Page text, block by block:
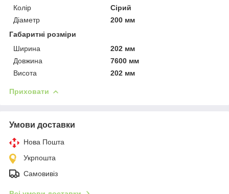
Колір
Сірий
Діаметр
200 мм
Габаритні розміри
Ширина
202 мм
Довжина
7600 мм
Висота
202 мм
Приховати
Умови доставки
Нова Пошта
Укрпошта
Самовивіз